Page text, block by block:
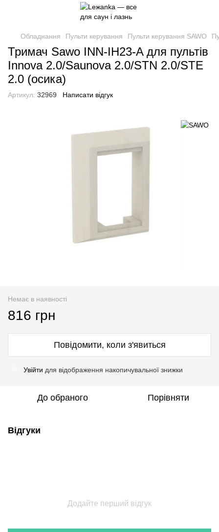
Обладнання Пульти керування Пульти керування SAWO
Тримач Sawo INN-IH23-A для пультів
Innova 2.0/Saunova 2.0/STN 2.0/STE
2.0 (осика)
Артикул: 32969 Написати відгук
Немає в наявності
816 грн
Повідомити, коли з'явиться
Увійти для відображення накопичувальної знижки
До обраного Порівняти
Відгуки
Додайте перший відгук